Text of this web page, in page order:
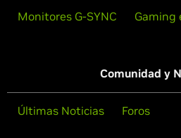
Monitores G-SYNC Gaming
Comunidad y
Últimas Noticias Foros